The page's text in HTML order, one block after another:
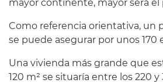
mayor continente, mayor será el
Como referencia orientativa, un
se puede asegurar por unos 170
Una vivienda más grande que
120 m² se situaría entre los 220 y